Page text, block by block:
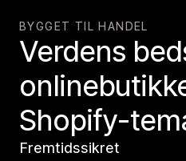
BYGGET TIL HANDEL
Verdens
Shopify-
Fremtidssikret